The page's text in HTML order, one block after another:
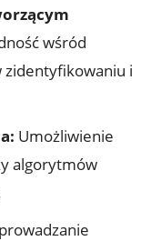
wśród
i
Umożliwienie
algorytmów